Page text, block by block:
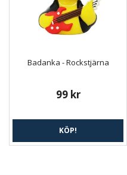
Badanka - Rockstjärna
99 kr
KÖP!